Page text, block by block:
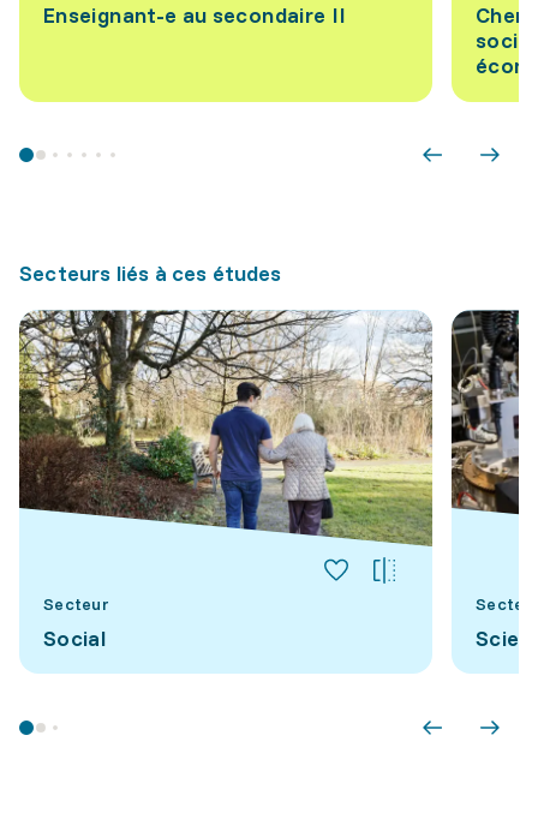
Enseignant-e au secondaire II
Secteurs liés à ces études
Secteur
Social